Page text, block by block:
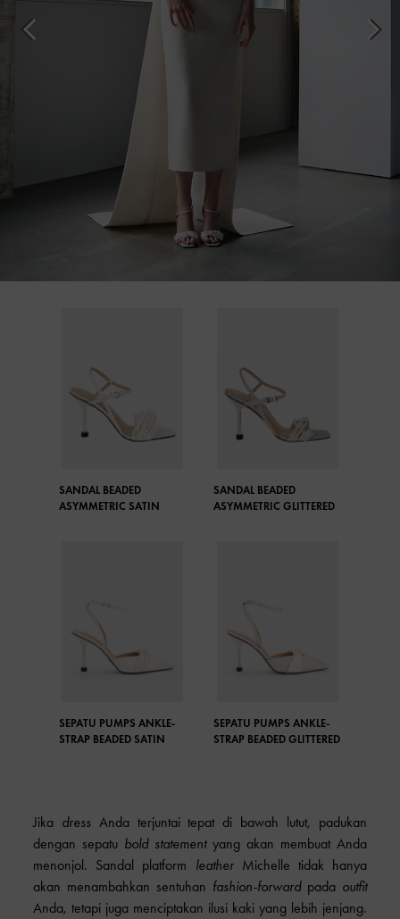
SANDAL BEADED
ASYMMETRIC SATIN
SANDAL BEADED
ASYMMETRIC GLITTERED
SEPATU PUMPS ANKLE-
STRAP BEADED SATIN
SEPATU PUMPS ANKLE-
STRAP BEADED GLITTERED
Jika dress Anda terjuntai tepat di bawah lutut, padukan
dengan sepatu bold statement yang akan membuat Anda
menonjol. Sandal platform leatherMichelle tidak hanya
akan menambahkan sentuhan fashion-forwardpada outfit
Anda, tetapi juga menciptakan ilusi kaki yang lebih jenjang.